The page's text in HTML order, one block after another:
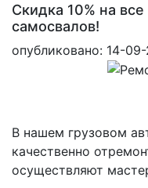
Скидка 10% на
самосвалов!
опубликовано: 14-
В нашем грузовом
качественно
осуществляют